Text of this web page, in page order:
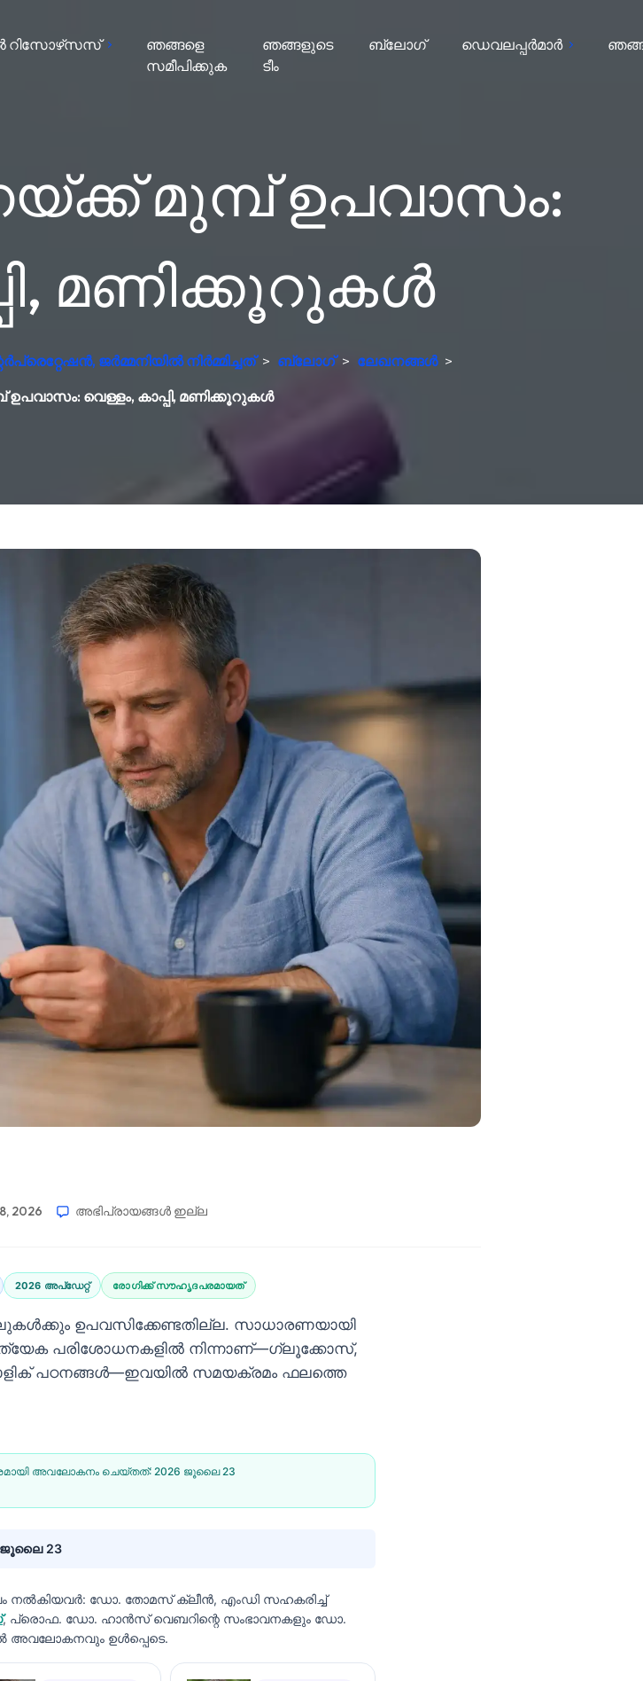
റിസോഴ്‌സസ്
ഞങ്ങളെ
സമീപിക്കുക
ഞങ്ങളുടെ
ടീം
ബ്ലോഗ് ഡെവലപ്പർമാർ
മുമ്പ് ഉപവാസം:
മണിക്കൂറുകൾ
ജർമ്മനിയിൽ നിർമ്മിച്ചത് > ബ്ലോഗ് > ലേഖനങ്ങൾ >
വെള്ളം, കാപ്പി, മണിക്കൂറുകൾ
2026 അഭിപ്രായങ്ങൾ ഇല്ല
2026 അപ്‌ഡേറ്റ് രോഗിക്ക് സൗഹൃദപരമായത്
ഉപവസിക്കേണ്ടതില്ല. സാധാരണയായി
പരിശോധനകളിൽ നിന്നാണ്—ഗ്ലൂക്കോസ്,
പഠനങ്ങൾ—ഇവയിൽ സമയക്രമം ഫലത്തെ
അവലോകനം ചെയ്തത്: 2026 ജൂലൈ 23
ജൂലൈ 23
നൽകിയവർ: ഡോ. തോമസ് ക്ലീൻ, എംഡി സഹകരിച്ച്
, പ്രൊഫ. ഡോ. ഹാൻസ് വെബറിന്റെ സംഭാവനകളും ഡോ.
അവലോകനവും ഉൾപ്പെടെ.